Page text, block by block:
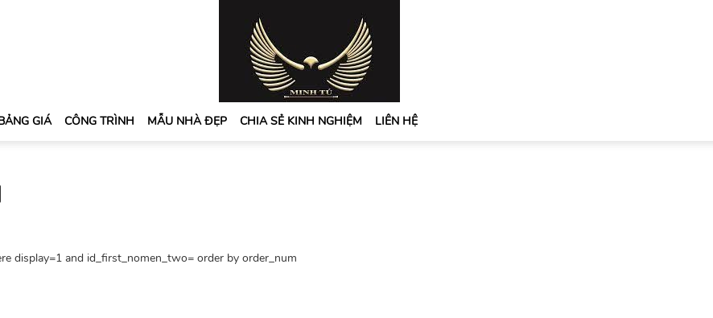
GIÁ CÔNG TRÌNH MẪU NHÀ ĐẸP CHIA SẺ KINH NGHIỆM LIÊN HỆ
display=1 and id_first_nomen_two= order by order_num